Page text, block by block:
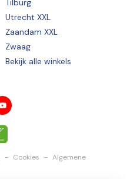
Utrecht XXL
Zaandam XXL
Zwaag
Bekijk alle winkels
Cookies
Algemene